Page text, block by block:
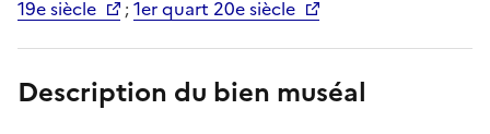
19e siècle
;1er quart 20e siècle
Description du bien muséal